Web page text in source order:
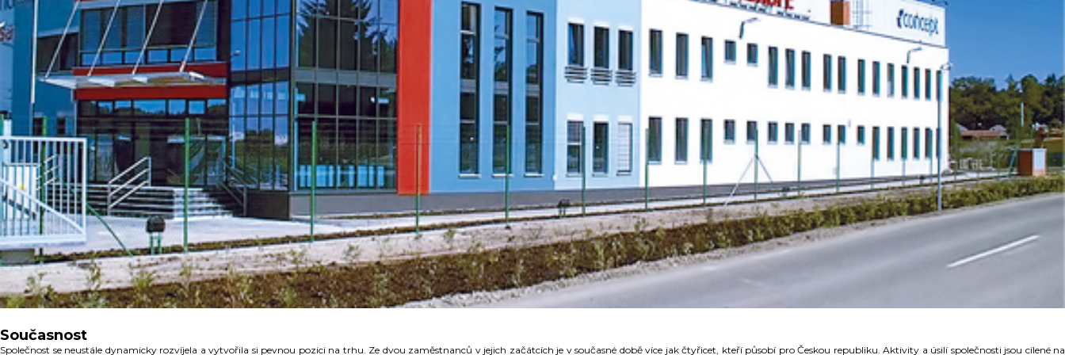
Současnost
Společnost se neustále dynamicky rozvíjela a vytvořila si pevnou pozici na trhu. Ze dvou zaměstnanců v jejich začátcích je v současné době více jak čtyřicet, kteří působí pro Českou republiku. Aktivity a úsilí společnosti jsou cílené na